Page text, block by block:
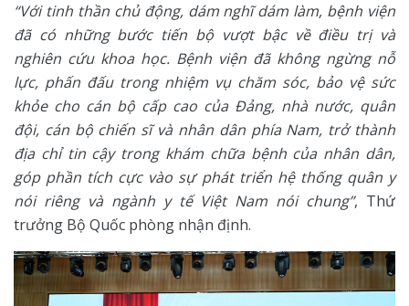
“Với tinh thần chủ động, dám nghĩ dám làm, bệnh viện
đã có những bước tiến bộ vượt bậc về điều trị và
nghiên cứu khoa học. Bệnh viện đã không ngừng nỗ
lực, phấn đấu trong nhiệm vụ chăm sóc, bảo vệ sức
khỏe cho cán bộ cấp cao của Đảng, nhà nước, quân
đội, cán bộ chiến sĩ và nhân dân phía Nam, trở thành
địa chỉ tin cậy trong khám chữa bệnh của nhân dân,
góp phần tích cực vào sự phát triển hệ thống quân y
nói riêng và ngành y tế Việt Nam nói chung”, Thứ
trưởng Bộ Quốc phòng nhận định.